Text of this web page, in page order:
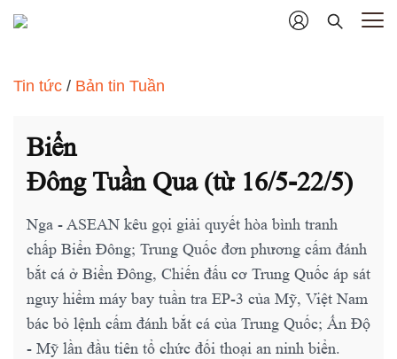
Tin tức / Bản tin Tuần
Biển
Đông Tuần Qua (từ 16/5-22/5)
Nga - ASEAN kêu gọi giải quyết hòa bình tranh
chấp Biển Đông; Trung Quốc đơn phương cấm đánh
bắt cá ở Biển Đông, Chiến đấu cơ Trung Quốc áp sát
nguy hiểm máy bay tuần tra EP-3 của Mỹ, Việt Nam
bác bỏ lệnh cấm đánh bắt cá của Trung Quốc; Ấn Độ
- Mỹ lần đầu tiên tổ chức đối thoại an ninh biển.